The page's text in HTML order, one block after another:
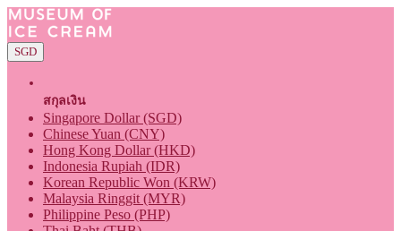
SGD
สกุลเงิน
Singapore Dollar (SGD)
Chinese Yuan (CNY)
Hong Kong Dollar (HKD)
Indonesia Rupiah (IDR)
Korean Republic Won (KRW)
Malaysia Ringgit (MYR)
Philippine Peso (PHP)